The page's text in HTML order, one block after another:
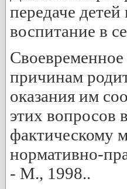
передаче
воспитание в
причинам
оказания им
этих вопросов
фактическому
нормативно-
- М., 1998..